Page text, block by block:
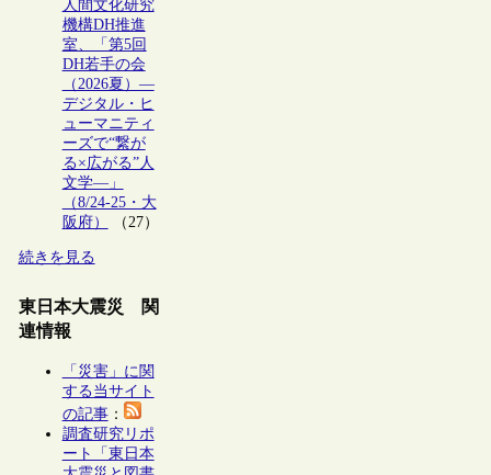
人間文化研究
機構DH推進
室、「第5回
DH若手の会
（2026夏）―
デジタル・ヒ
ューマニティ
ーズで“繋が
る×広がる”人
文学―」
（8/24-25・大
阪府）
（27）
続きを見る
東日本大震災 関
連情報
「災害」に関
する当サイト
の記事：
調査研究リポ
ート「東日本